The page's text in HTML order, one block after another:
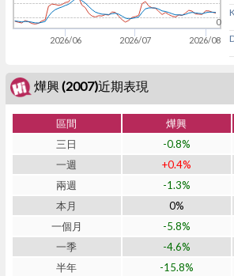
2026/06 2026/07 2026/08
0
燁興 (2007)近期表現
區間 燁興
三日
-0.8%
一週
+0.4%
兩週
-1.3%
本月
0%
一個月
-5.8%
一季
-4.6%
半年
-15.8%